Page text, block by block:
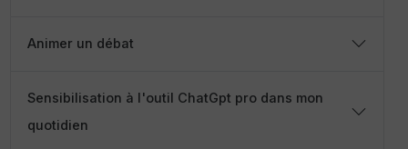
Animer un débat
Sensibilisation à l'outil ChatGpt pro dans mon
quotidien